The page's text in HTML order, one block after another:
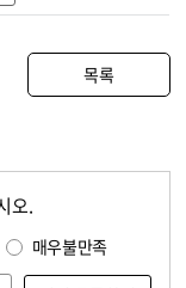
목록
오.
매우불만족